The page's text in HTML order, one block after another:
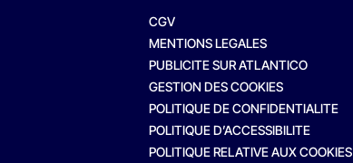
CGV
MENTIONS LEGALES
PUBLICITE SUR ATLANTICO
GESTION DES COOKIES
POLITIQUE DE CONFIDENTIALITE
POLITIQUE D’ACCESSIBILITE
POLITIQUE RELATIVE AUX COOKIES